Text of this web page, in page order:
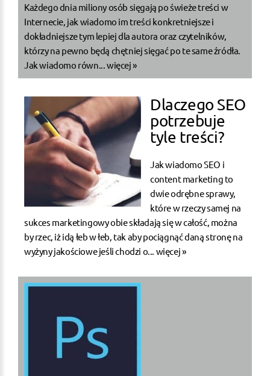
Każdego dnia miliony osób sięgają po świeże treści w
Internecie, jak wiadomo im treści konkretniejsze i
dokładniejsze tym lepiej dla autora oraz czytelników,
którzy na pewno będą chętniej sięgać po te same źródła.
Jak wiadomo równ... więcej »
Dlaczego SEO
potrzebuje
tyle treści?
Jak wiadomo SEO i
content marketing to
dwie odrębne sprawy,
które w rzeczy samej na
sukces marketingowy obie składają się w całość, można
by rzec, iż idą łeb w łeb, tak aby pociągnąć daną stronę na
wyżyny jakościowe jeśli chodzi o... więcej »